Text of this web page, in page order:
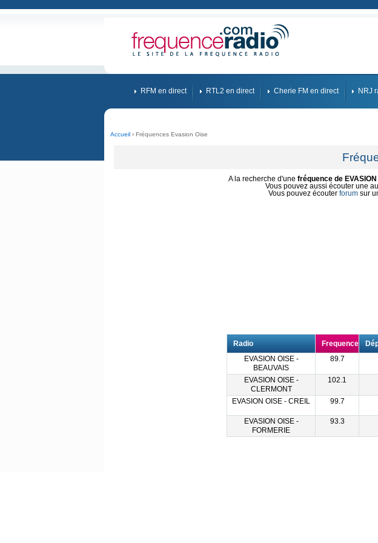
RFM en direct RTL2 en direct Cherie FM en direct NRJ
Accueil › Fréquences Evasion Oise
A la recherche d'une fréquence de EVASION
Vous pouvez aussi écouter une
Vous pouvez écouter forum sur
Radio Frequence
EVASION OISE -
BEAUVAIS
89.7
EVASION OISE -
CLERMONT
102.1
EVASION OISE - CREIL 99.7
EVASION OISE -
FORMERIE
93.3